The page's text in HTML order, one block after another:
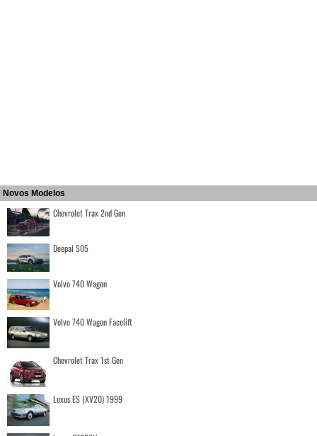
Novos Modelos
Chevrolet Trax 2nd Gen
Deepal S05
Volvo 740 Wagon
Volvo 740 Wagon Facelift
Chevrolet Trax 1st Gen
Lexus ES (XV20) 1999